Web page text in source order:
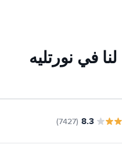
في نورتليه
8.3
(7427)